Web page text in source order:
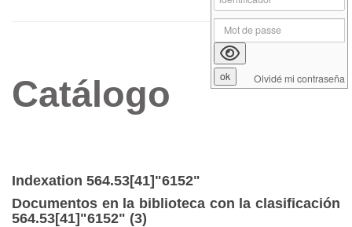
Catálogo
Indexation 564.53[41]"6152"
Documentos en la biblioteca con la clasificación
564.53[41]"6152" (3)
Olvidé mi contraseña